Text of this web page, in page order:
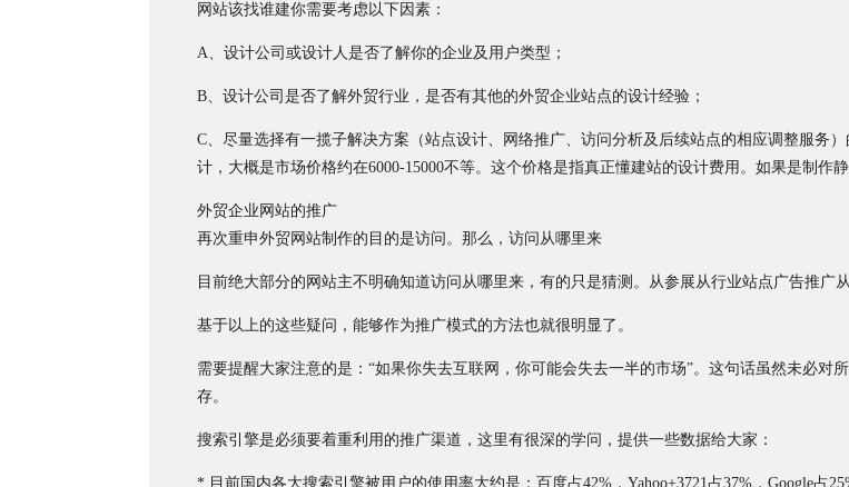
网站该找谁建你需要考虑以下因素：
A、设计公司或设计人是否了解你的企业及用户类型；
B、设计公司是否了解外贸行业，是否有其他的外贸企业站点的设计经验；
C、尽量选择有一揽子解决方案（站点设计、网络推广、访问分析及后续站点的相应调整服务
计，大概是市场价格约在6000-15000不等。这个价格是指真正懂建站的设计费用。如果是制作静
外贸企业网站的推广
再次重申外贸网站制作的目的是访问。那么，访问从哪里来
目前绝大部分的网站主不明确知道访问从哪里来，有的只是猜测。从参展从行业站点广告推广
基于以上的这些疑问，能够作为推广模式的方法也就很明显了。
需要提醒大家注意的是：“如果你失去互联网，你可能会失去一半的市场”。这句话虽然未必对
存。
搜索引擎是必须要着重利用的推广渠道，这里有很深的学问，提供一些数据给大家：
* 目前国内各大搜索引擎被用户的使用率大约是：百度占42%，Yahoo+3721占37%，Google占